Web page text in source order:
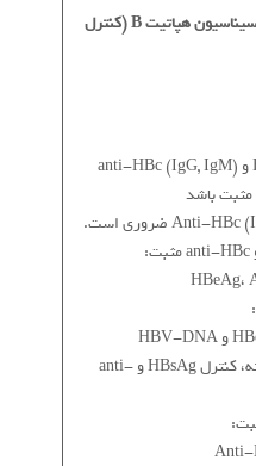
تعیین وضعیت واکسیناسیون هپاتیت B (کنترل
– بعد از 2 تا 4 هفته، کنترل HBsAg و anti-